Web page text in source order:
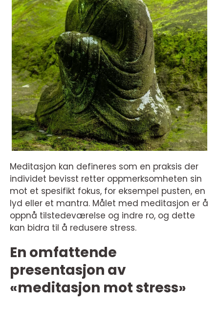
Meditasjon kan defineres som en praksis der
individet bevisst retter oppmerksomheten sin
mot et spesifikt fokus, for eksempel pusten, en
lyd eller et mantra. Målet med meditasjon er å
oppnå tilstedeværelse og indre ro, og dette
kan bidra til å redusere stress.
En omfattende
presentasjon av
«meditasjon mot stress»